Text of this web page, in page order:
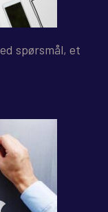
spørsmål, et